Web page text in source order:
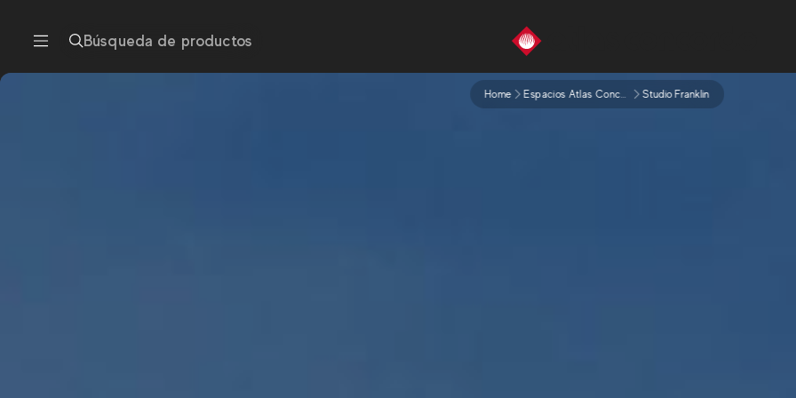
Búsqueda de productos
Home Espacios Atlas Concorde Studio Franklin